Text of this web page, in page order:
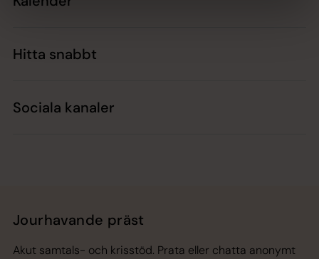
Hitta snabbt
Sociala kanaler
Jourhavande präst
Akut samtals- och krisstöd. Prata eller chatta anonymt